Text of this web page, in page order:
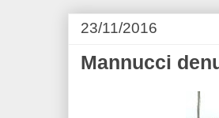
23/11/2016
Mannucci